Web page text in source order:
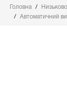
Головна
Автоматичний